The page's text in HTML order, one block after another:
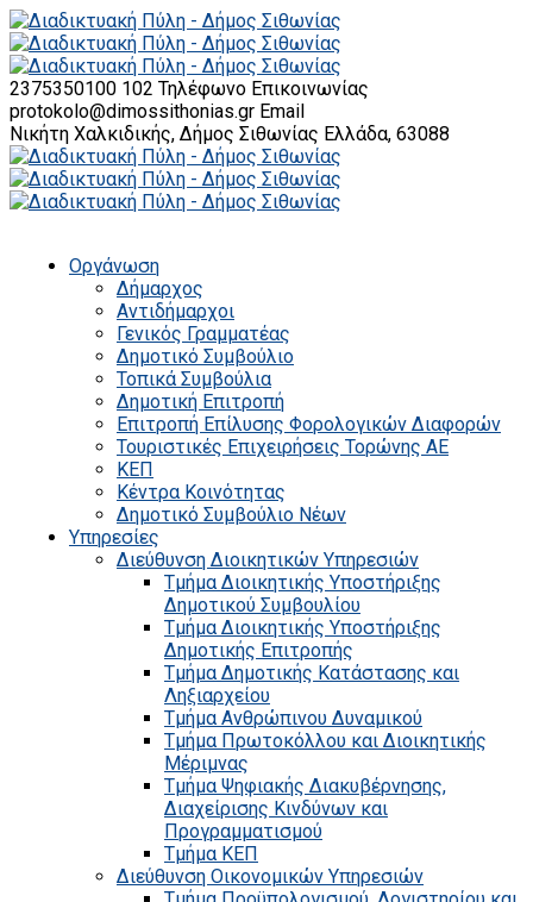
2375350100 102 Τηλέφωνο Επικοινωνίας
protokolo@dimossithonias.gr Email
Νικήτη Χαλκιδικής, Δήμος Σιθωνίας Ελλάδα, 63088
Οργάνωση
Δήμαρχος
Αντιδήμαρχοι
Γενικός Γραμματέας
Δημοτικό Συμβούλιο
Τοπικά Συμβούλια
Δημοτική Επιτροπή
Επιτροπή Επίλυσης Φορολογικών Διαφορών
Τουριστικές Επιχειρήσεις Τορώνης ΑΕ
ΚΕΠ
Κέντρα Κοινότητας
Δημοτικό Συμβούλιο Νέων
Υπηρεσίες
Διεύθυνση Διοικητικών Υπηρεσιών
Τμήμα Διοικητικής Υποστήριξης
Δημοτικού Συμβουλίου
Τμήμα Διοικητικής Υποστήριξης
Δημοτικής Επιτροπής
Τμήμα Δημοτικής Κατάστασης και
Ληξιαρχείου
Τμήμα Ανθρώπινου Δυναμικού
Τμήμα Πρωτοκόλλου και Διοικητικής
Μέριμνας
Τμήμα Ψηφιακής Διακυβέρνησης,
Διαχείρισης Κινδύνων και
Προγραμματισμού
Τμήμα ΚΕΠ
Διεύθυνση Οικονομικών Υπηρεσιών